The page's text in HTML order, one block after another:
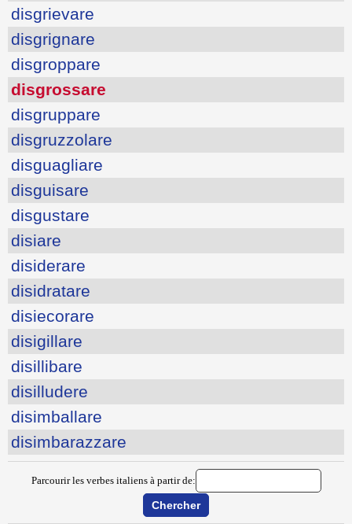
disgrievare
disgrignare
disgroppare
disgrossare
disgruppare
disgruzzolare
disguagliare
disguisare
disgustare
disiare
disiderare
disidratare
disiecorare
disigillare
disillibare
disilludere
disimballare
disimbarazzare
Parcourir les verbes italiens à partir de: